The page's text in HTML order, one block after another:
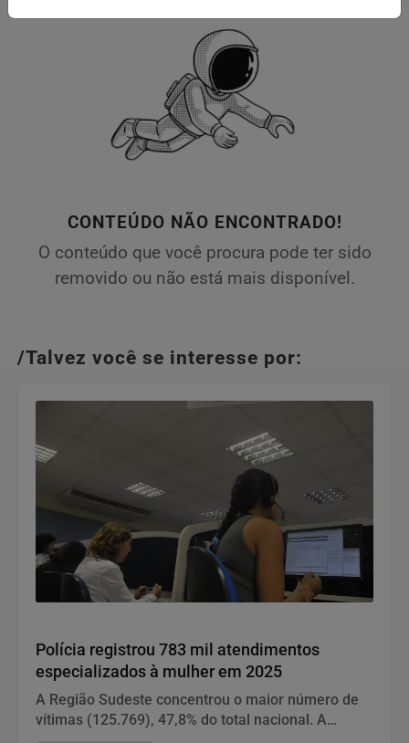
CONTEÚDO NÃO ENCONTRADO!
O conteúdo que você procura pode ter sido
removido ou não está mais disponível.
/Talvez você se interesse por:
Polícia registrou 783 mil atendimentos
especializados à mulher em 2025
A Região Sudeste concentrou o maior número de
vítimas (125.769), 47,8% do total nacional. A